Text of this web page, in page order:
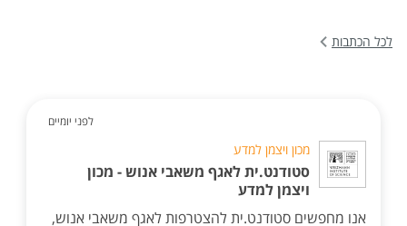
לכל הכתבות
לפני יומיים
מכון ויצמן למדע
סטודנט.ית לאגף משאבי אנוש - מכון
ויצמן למדע
אנו מחפשים סטודנט.ית להצטרפות לאגף משאבי אנוש,